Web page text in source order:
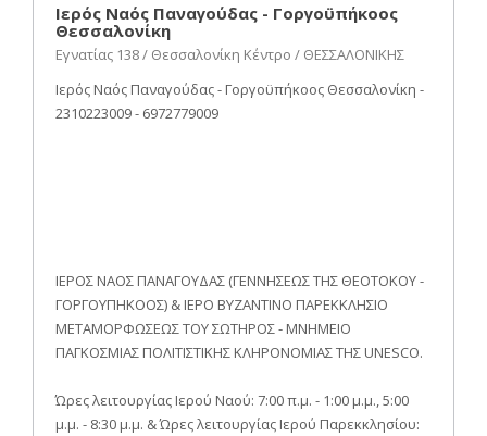
Ιερός Ναός Παναγούδας - Γοργοϋπήκοος
Θεσσαλονίκη
Εγνατίας 138 / Θεσσαλονίκη Κέντρο / ΘΕΣΣΑΛΟΝΙΚΗΣ
Ιερός Ναός Παναγούδας - Γοργοϋπήκοος Θεσσαλονίκη -
2310223009 - 6972779009
ΙΕΡΟΣ ΝΑΟΣ ΠΑΝΑΓΟΥΔΑΣ (ΓΕΝΝΗΣΕΩΣ ΤΗΣ ΘΕΟΤΟΚΟΥ -
ΓΟΡΓΟΥΠΗΚΟΟΣ) & ΙΕΡΟ ΒΥΖΑΝΤΙΝΟ ΠΑΡΕΚΚΛΗΣΙΟ
ΜΕΤΑΜΟΡΦΩΣΕΩΣ ΤΟΥ ΣΩΤΗΡΟΣ - ΜΝΗΜΕΙΟ
ΠΑΓΚΟΣΜΙΑΣ ΠΟΛΙΤΙΣΤΙΚΗΣ ΚΛΗΡΟΝΟΜΙΑΣ ΤΗΣ UNESCO.
Ώρες λειτουργίας Ιερού Ναού: 7:00 π.μ. - 1:00 μ.μ., 5:00
μ.μ. - 8:30 μ.μ. & Ώρες λειτουργίας Ιερού Παρεκκλησίου: